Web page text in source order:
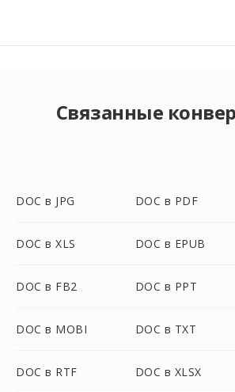
Связанные
DOC в JPG DOC в PDF
DOC в XLS DOC в EPUB
DOC в FB2 DOC в PPT
DOC в MOBI DOC в TXT
DOC в RTF DOC в XLSX